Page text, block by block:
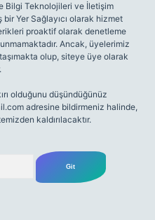
Bilgi Teknolojileri ve İletişim
bir Yer Sağlayıcı olarak hizmet
proaktif olarak denetleme
Ancak, üyelerimiz
olup, siteye üye olarak
olduğunu düşündüğünüz
adresine bildirmeniz halinde,
kaldırılacaktır.